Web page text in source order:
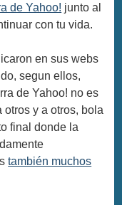
de Yahoo! junto al
con tu vida.
en sus webs
segun ellos,
de Yahoo! no es
y a otros, bola
final donde la
también muchos